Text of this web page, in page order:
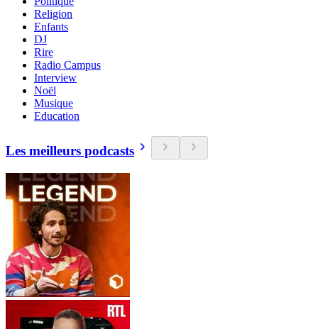
Religion
Enfants
DJ
Rire
Radio Campus
Interview
Noël
Musique
Education
Les meilleurs podcasts